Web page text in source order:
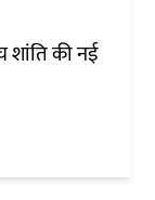
शांति की नई